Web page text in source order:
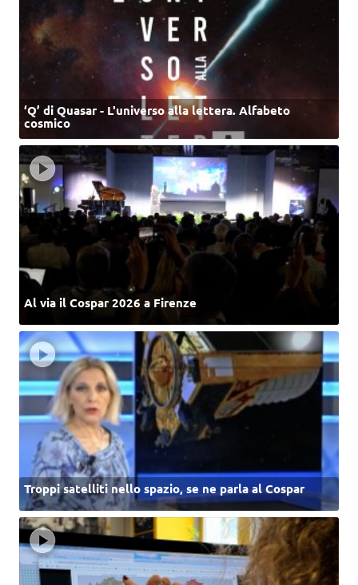
‘Q’ di Quasar - L'universo alla lettera. Alfabeto
cosmico
Al via il Cospar 2026 a Firenze
Troppi satelliti nello spazio, se ne parla al Cospar